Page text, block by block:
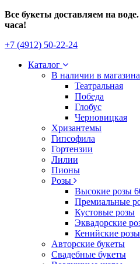
Все букеты доставляем на
часа!
+7 (4912) 50-22-24
Каталог
В наличии в
Театральная
Победа
Глобус
Черновицкая
Хризантемы
Гипсофила
Гортензии
Лилии
Пионы
Розы
Высокие розы
Премиальные
Кустовые розы
Эквадорские
Кенийские
Авторские букеты
Свадебные букеты